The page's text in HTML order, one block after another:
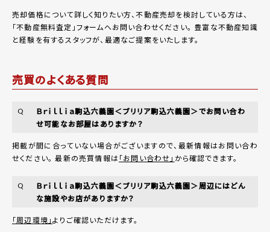
売却価格について詳しく知りたい方、不動産売却を検討している方は、
「不動産無料査定 」フォームへお問い合わせください。 豊富な不動産知識
と経験を有するスタッフが、最適なご提案をいたします。
売買のよくある質問
Q
Ｂｒｉｌｌｉａ駒込六義園＜ブリリア駒込六義園＞でお問い合わ
せ可能なお部屋はありますか？
掲載が間に合っていない場合がございますので、最新情報はお問い合わ
せください。 最新の売買情報は「お問い合わせ」 から確認できます。
Q
Ｂｒｉｌｌｉａ駒込六義園＜ブリリア駒込六義園＞周辺にはどん
な施設やお店がありますか？
「周辺環境」よりご確認いただけます。